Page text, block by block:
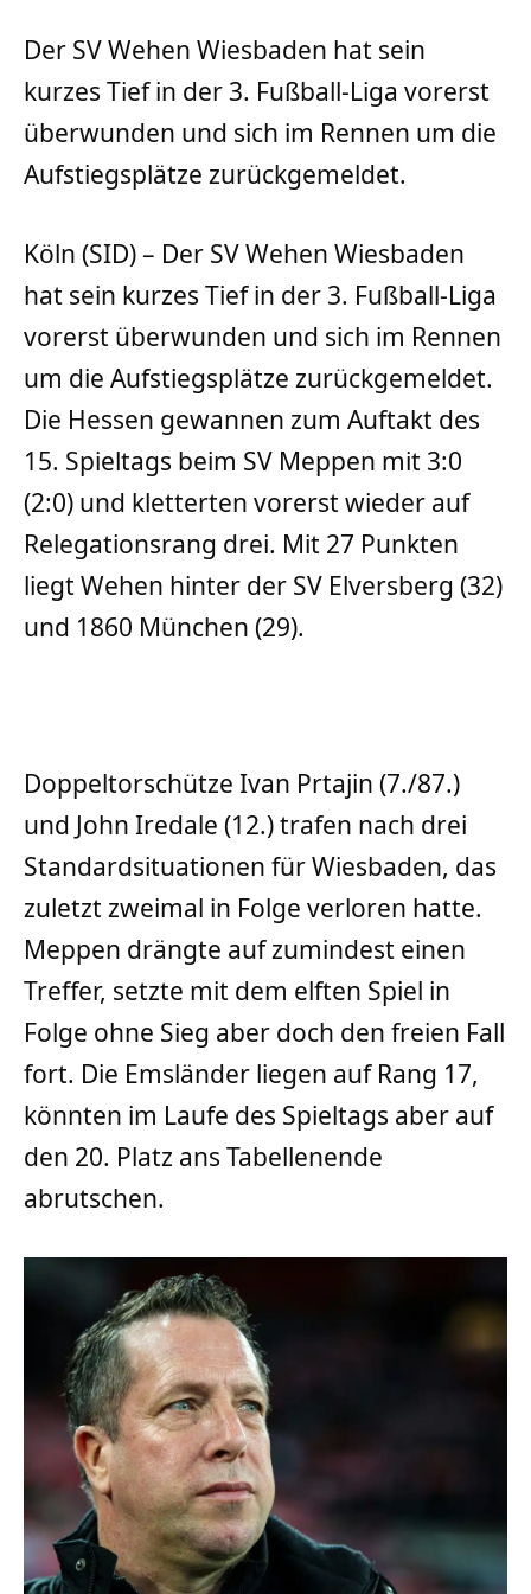
Der SV Wehen Wiesbaden hat sein
kurzes Tief in der 3. Fußball-Liga vorerst
überwunden und sich im Rennen um die
Aufstiegsplätze zurückgemeldet.
Köln (SID) – Der SV Wehen Wiesbaden
hat sein kurzes Tief in der 3. Fußball-Liga
vorerst überwunden und sich im Rennen
um die Aufstiegsplätze zurückgemeldet.
Die Hessen gewannen zum Auftakt des
15. Spieltags beim SV Meppen mit 3:0
(2:0) und kletterten vorerst wieder auf
Relegationsrang drei. Mit 27 Punkten
liegt Wehen hinter der SV Elversberg (32)
und 1860 München (29).
Doppeltorschütze Ivan Prtajin (7./87.)
und John Iredale (12.) trafen nach drei
Standardsituationen für Wiesbaden, das
zuletzt zweimal in Folge verloren hatte.
Meppen drängte auf zumindest einen
Treffer, setzte mit dem elften Spiel in
Folge ohne Sieg aber doch den freien Fall
fort. Die Emsländer liegen auf Rang 17,
könnten im Laufe des Spieltags aber auf
den 20. Platz ans Tabellenende
abrutschen.